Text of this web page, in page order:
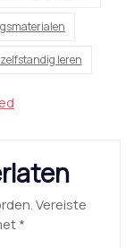
zelfstandig leren
Vereiste
*